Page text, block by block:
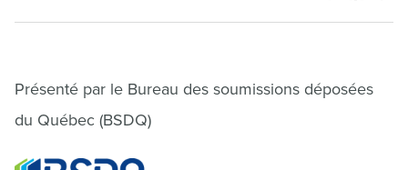
Présenté par le Bureau des soumissions déposées
du Québec (BSDQ)